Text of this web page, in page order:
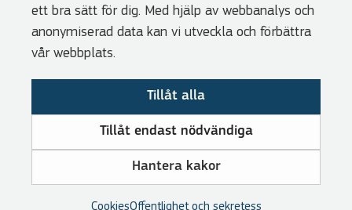
ett bra sätt för dig. Med hjälp av webbanalys och
anonymiserad data kan vi utveckla och förbättra
vår webbplats.
Tillåt alla
Tillåt endast nödvändiga
Hantera kakor
CookiesOffentlighet och sekretess
Genvägar
Webbshoppen
Visselblåsarfunktion